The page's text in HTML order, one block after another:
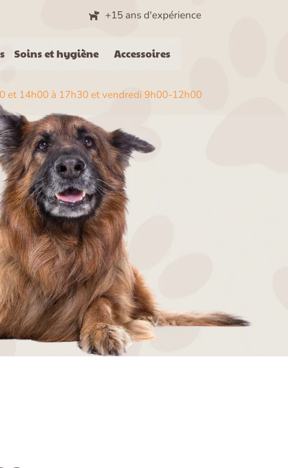
+15 ans d'expérience
Soins et hygiène Accessoires
et 14h00 à 17h30 et vendredi 9h00-12h00